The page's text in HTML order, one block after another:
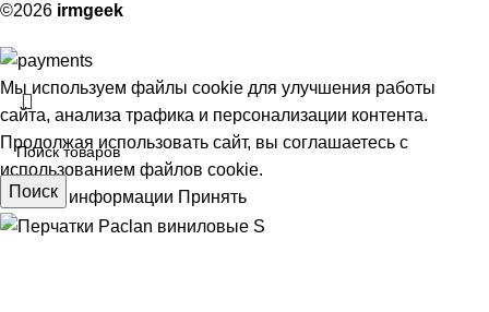
©2026 irmgeek
Поиск
Мы используем файлы cookie для улучшения работы
сайта, анализа трафика и персонализации контента.
Продолжая использовать сайт, вы соглашаетесь с
использованием файлов cookie.
Больше информации Принять